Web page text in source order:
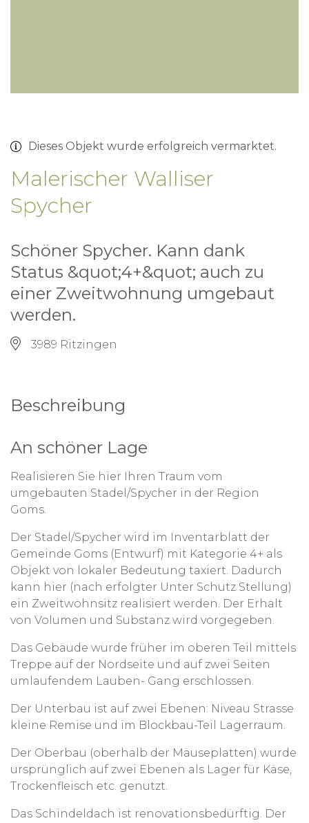
Dieses Objekt wurde erfolgreich vermarktet.
Malerischer Walliser
Spycher
Schöner Spycher. Kann dank
Status &quot;4+&quot; auch zu
einer Zweitwohnung umgebaut
werden.
3989 Ritzingen
Beschreibung
An schöner Lage
Realisieren Sie hier Ihren Traum vom
umgebauten Stadel/Spycher in der Region
Goms.
Der Stadel/Spycher wird im Inventarblatt der
Gemeinde Goms (Entwurf) mit Kategorie 4+ als
Objekt von lokaler Bedeutung taxiert. Dadurch
kann hier (nach erfolgter Unter Schutz Stellung)
ein Zweitwohnsitz realisiert werden. Der Erhalt
von Volumen und Substanz wird vorgegeben.
Das Gebäude wurde früher im oberen Teil mittels
Treppe auf der Nordseite und auf zwei Seiten
umlaufendem Lauben- Gang erschlossen.
Der Unterbau ist auf zwei Ebenen: Niveau Strasse
kleine Remise und im Blockbau-Teil Lagerraum.
Der Oberbau (oberhalb der Mäuseplatten) wurde
ursprünglich auf zwei Ebenen als Lager für Käse,
Trockenfleisch etc. genutzt.
Das Schindeldach ist renovationsbedürftig. Der